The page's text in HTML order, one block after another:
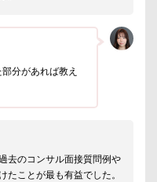
分があれば教え
去のコンサル面接質問例や
たことが最も有益でした。